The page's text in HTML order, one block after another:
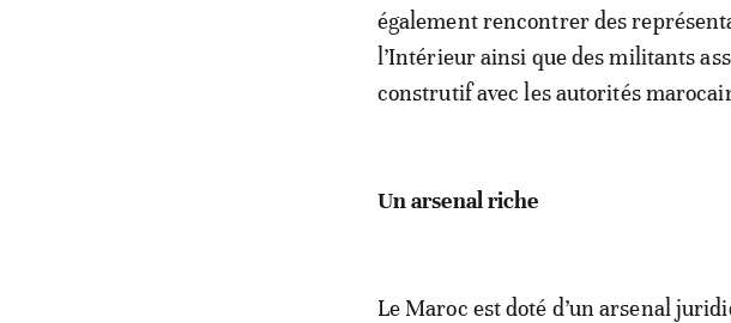
également rencontrer des
l’Intérieur ainsi que des militants
construtif avec les autorités
Un arsenal riche
Le Maroc est doté d’un arsenal